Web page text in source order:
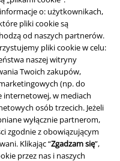
o: użytkownikach,
pliki cookie są
od naszych partnerów.
pliki cookie w celu:
naszej witryny
Twoich zakupów,
(np. do
internetowej, w mediach
osób trzecich. Jeżeli
wyłącznie partnerom,
zgodnie z obowiązującym
Klikając “Zgadzam się”,
przez nas i naszych